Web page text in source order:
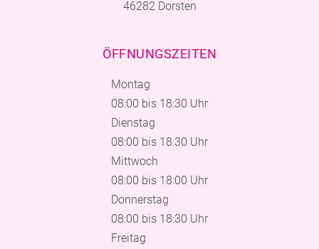
46282 Dorsten
ÖFFNUNGSZEITEN
Montag
08:00 bis 18:30 Uhr
Dienstag
08:00 bis 18:30 Uhr
Mittwoch
08:00 bis 18:00 Uhr
Donnerstag
08:00 bis 18:30 Uhr
Freitag